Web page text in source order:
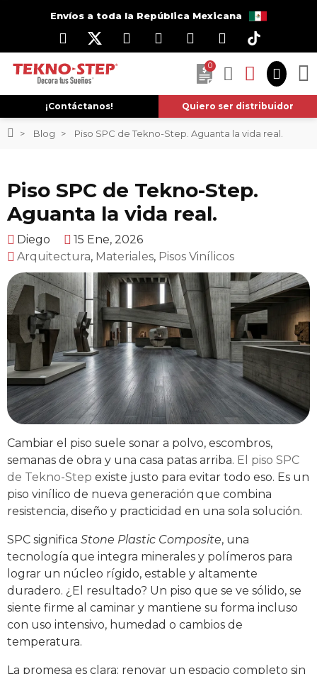
Envíos a toda la República Mexicana
0
¡Contáctanos! Quiero ser distribuidor
Blog Piso SPC de Tekno-Step. Aguanta la vida real.
Piso SPC de Tekno-Step.
Aguanta la vida real.
Diego
15 Ene, 2026
Arquitectura, Materiales, Pisos Vinílicos
Cambiar el piso suele sonar a polvo, escombros,
semanas de obra y una casa patas arriba. El piso SPC
de Tekno-Step existe justo para evitar todo eso. Es un
piso vinílico de nueva generación que combina
resistencia, diseño y practicidad en una sola solución.
SPC significa Stone Plastic Composite, una
tecnología que integra minerales y polímeros para
lograr un núcleo rígido, estable y altamente
duradero. ¿El resultado? Un piso que se ve sólido, se
siente firme al caminar y mantiene su forma incluso
con uso intensivo, humedad o cambios de
temperatura.
La promesa es clara: renovar un espacio completo sin